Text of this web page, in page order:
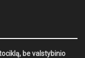
be valstybinio